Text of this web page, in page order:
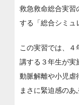
救急救命総合実習
する「総合シミュ
この実習では、４
講する３年生が実
動脈解離や小児虐
まさに緊迫感のあ